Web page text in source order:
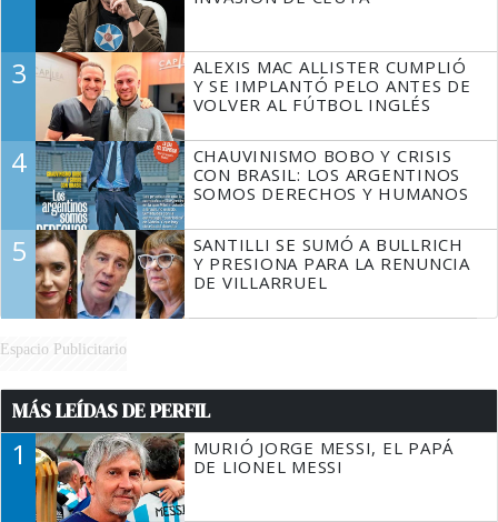
3
ALEXIS MAC ALLISTER CUMPLIÓ
Y SE IMPLANTÓ PELO ANTES DE
VOLVER AL FÚTBOL INGLÉS
4
CHAUVINISMO BOBO Y CRISIS
CON BRASIL: LOS ARGENTINOS
SOMOS DERECHOS Y HUMANOS
5
SANTILLI SE SUMÓ A BULLRICH
Y PRESIONA PARA LA RENUNCIA
DE VILLARRUEL
Espacio Publicitario
MÁS LEÍDAS DE PERFIL
1
MURIÓ JORGE MESSI, EL PAPÁ
DE LIONEL MESSI